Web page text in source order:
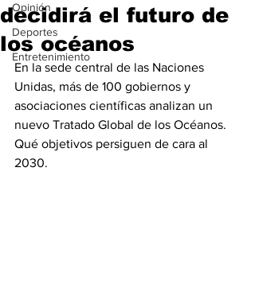
Opinión
Deportes
Entretenimiento
decidirá el futuro de
los océanos
En la sede central de las Naciones
Unidas, más de 100 gobiernos y
asociaciones científicas analizan un
nuevo Tratado Global de los Océanos.
Qué objetivos persiguen de cara al
2030.